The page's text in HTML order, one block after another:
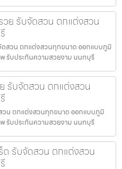
ย รับจัดสวน ตกแต่งสวน
ดสวน ตกแต่งสวนทุกขนาด ออกแบบภูมิ
รับประกันความสวยงาม นนทบุรี
รับจัดสวน ตกแต่งสวน
วน ตกแต่งสวนทุกขนาด ออกแบบภูมิ
รับประกันความสวยงาม นนทบุรี
รับจัดสวน ตกแต่งสวน